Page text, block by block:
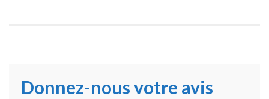
Donnez-nous votre avis